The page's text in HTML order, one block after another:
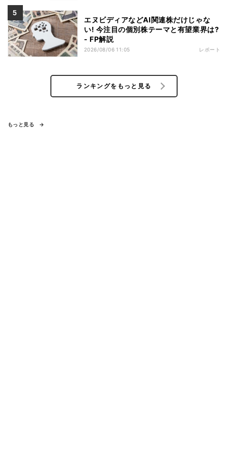
エヌビディアなどAI関連株だけじゃな
い! 今注目の個別株テーマと有望業界は?
- FP解説
2026/08/06 11:05 レポート
ランキングをもっと見る
もっと見る